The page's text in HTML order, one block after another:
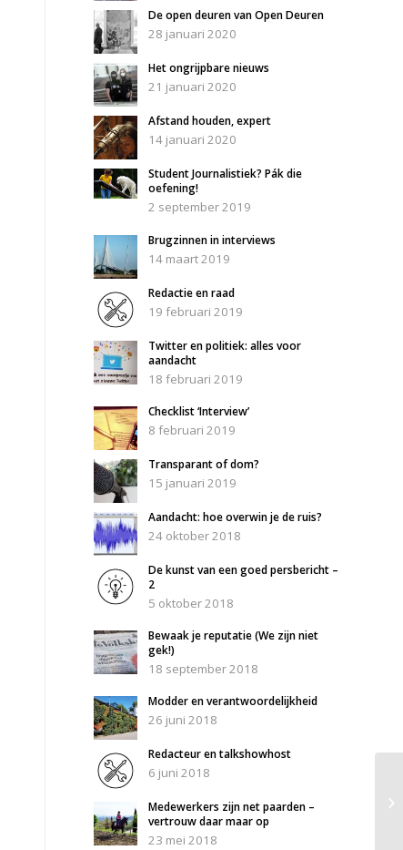
De open deuren van Open Deuren
28 januari 2020
Het ongrijpbare nieuws
21 januari 2020
Afstand houden, expert
14 januari 2020
Student Journalistiek? Pák die
oefening!
2 september 2019
Brugzinnen in interviews
14 maart 2019
Redactie en raad
19 februari 2019
Twitter en politiek: alles voor
aandacht
18 februari 2019
Checklist ‘Interview’
8 februari 2019
Transparant of dom?
15 januari 2019
Aandacht: hoe overwin je de ruis?
24 oktober 2018
De kunst van een goed persbericht –
2
5 oktober 2018
Bewaak je reputatie (We zijn niet
gek!)
18 september 2018
Modder en verantwoordelijkheid
26 juni 2018
Redacteur en talkshowhost
6 juni 2018
Medewerkers zijn net paarden –
vertrouw daar maar op
23 mei 2018